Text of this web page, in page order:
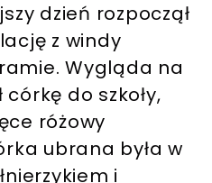
dzień rozpoczął
z windy
Wygląda na
do szkoły,
różowy
ubrana była w
i